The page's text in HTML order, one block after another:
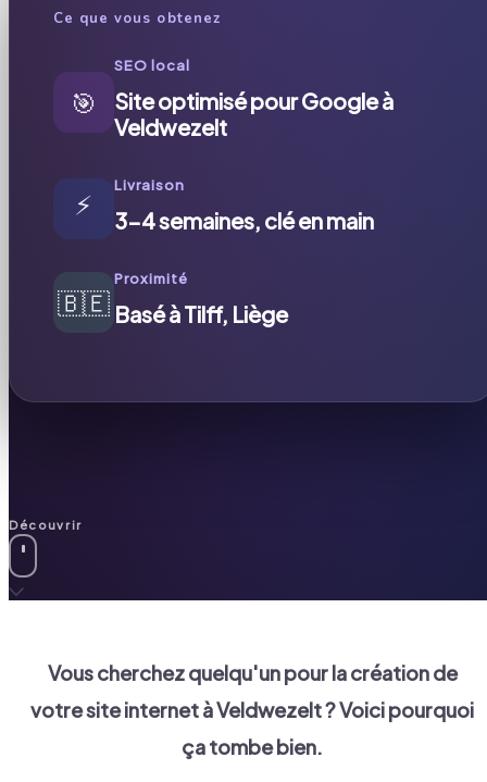
Ce que vous obtenez
🎯
SEO local
Site optimisé pour Google à
Veldwezelt
⚡
Livraison
3-4 semaines, clé en main
🇧🇪
Proximité
Basé à Tilff, Liège
Découvrir
Vous cherchez quelqu'un pour la création de
votre site internet àVeldwezelt? Voici pourquoi
ça tombe bien.